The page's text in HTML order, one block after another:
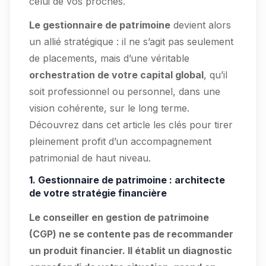
Le gestionnaire de patrimoine devient alors
un allié stratégique : il ne s’agit pas seulement
de placements, mais d’une véritable
orchestration de votre capital global, qu’il
soit professionnel ou personnel, dans une
vision cohérente, sur le long terme.
Découvrez dans cet article les clés pour tirer
pleinement profit d’un accompagnement
patrimonial de haut niveau.
1. Gestionnaire de patrimoine : architecte
de votre stratégie financière
Le conseiller en gestion de patrimoine
(CGP) ne se contente pas de recommander
un produit financier. Il établit un diagnostic